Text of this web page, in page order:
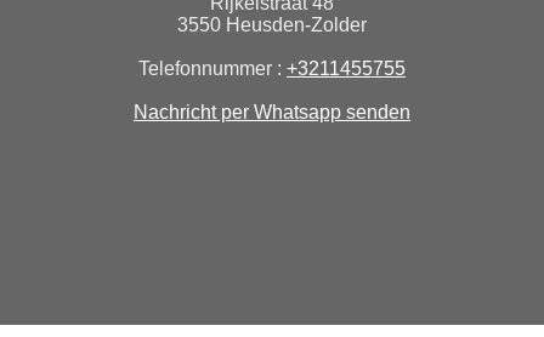
3550 Heusden-Zolder
Telefonnummer : +3211455755
Nachricht per Whatsapp senden